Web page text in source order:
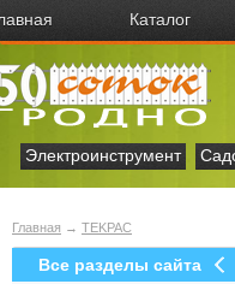
Каталог
Электроинструмент
Главная → TEKPAC
Все разделы сайта